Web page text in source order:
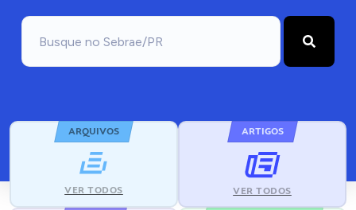
ARQUIVOS
VER TODOS
ARTIGOS
VER TODOS